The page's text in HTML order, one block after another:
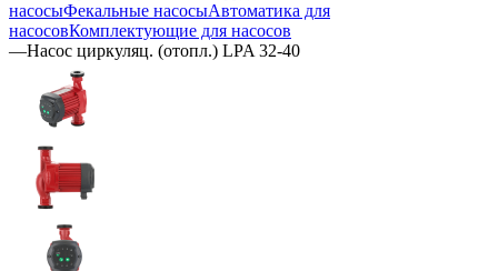
насосыФекальные насосыАвтоматика для
насосовКомплектующие для насосов
—Насос циркуляц. (отопл.) LPA 32-40